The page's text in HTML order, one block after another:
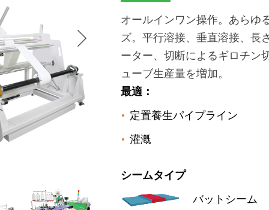
オールインワン操作。あらゆ
ズ。平行溶接、垂直溶接、長
ーター、切断によるギロチン
ューブ生産量を増加。
最適：
定置養生パイプライン
灌漑
シームタイプ
バットシーム